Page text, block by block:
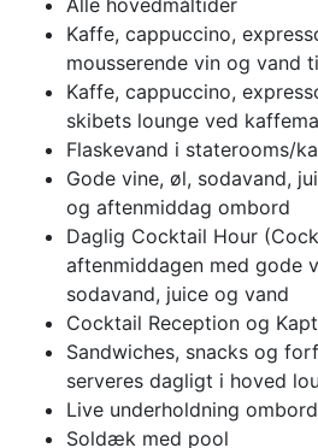
Kaffe, cappuccino,
mousserende vin og vand
Kaffe, cappuccino,
skibets lounge ved
Flaskevand i staterooms/
Gode vine, øl, sodavand,
og aftenmiddag ombord
Daglig Cocktail Hour
aftenmiddagen med gode
sodavand, juice og vand
Cocktail Reception og
Sandwiches, snacks og
serveres dagligt i hoved
Live underholdning ombord
Soldæk med pool